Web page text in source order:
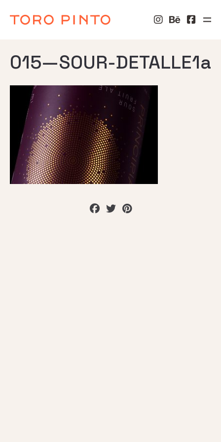
015—SOUR-DETALLE1a